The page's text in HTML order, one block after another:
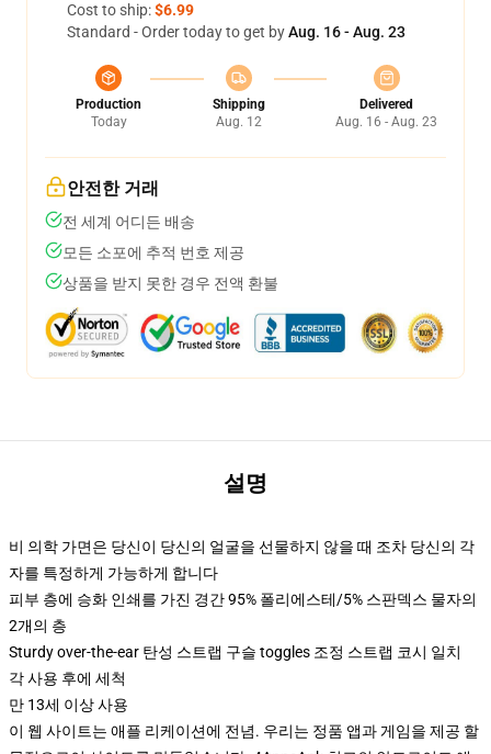
Cost to ship:$6.99
Standard - Order today to get byAug. 16 - Aug. 23
Production
Today
Shipping
Aug. 12
Delivered
Aug. 16 - Aug. 23
안전한 거래
전 세계 어디든 배송
모든 소포에 추적 번호 제공
상품을 받지 못한 경우 전액 환불
설명
비 의학 가면은 당신이 당신의 얼굴을 선물하지 않을 때 조차 당신의 각
자를 특정하게 가능하게 합니다
피부 층에 승화 인쇄를 가진 경간 95% 폴리에스테/5% 스판덱스 물자의
2개의 층
Sturdy over-the-ear 탄성 스트랩 구슬 toggles 조정 스트랩 코시 일치
각 사용 후에 세척
만 13세 이상 사용
이 웹 사이트는 애플 리케이션에 전념. 우리는 정품 앱과 게임을 제공 할